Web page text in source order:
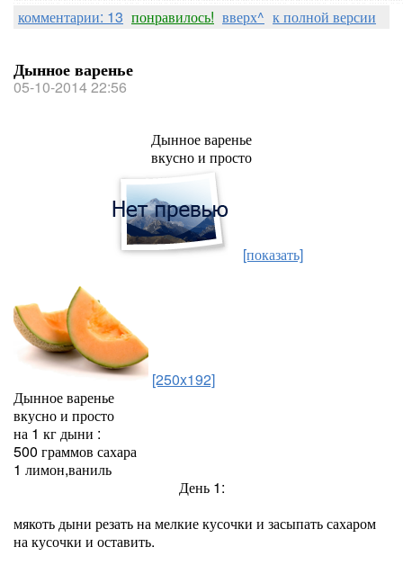
комментарии: 13 понравилось! вверх^ к полной версии
Дынное варенье
05-10-2014 22:56
Дынное варенье
вкусно и просто
[показать]
[250x192]
Дынное варенье
вкусно и просто
на 1 кг дыни :
500 граммов сахара
1 лимон,ваниль
День 1:
мякоть дыни резать на мелкие кусочки и засыпать сахаром
на кусочки и оставить.